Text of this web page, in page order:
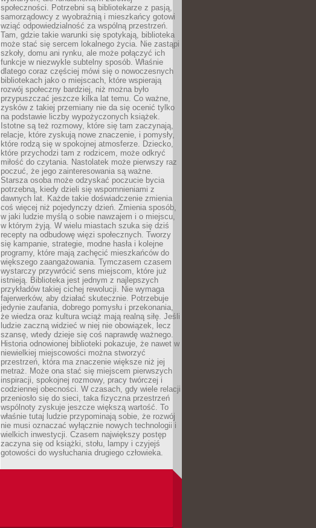
społeczności. Potrzebni są bibliotekarze z pasją,
samorządowcy z wyobraźnią i mieszkańcy gotowi
wziąć odpowiedzialność za wspólną przestrzeń.
Tam, gdzie takie warunki się spotykają, biblioteka
może stać się sercem lokalnego życia. Nie zastąpi
szkoły, domu ani rynku, ale może połączyć ich
funkcje w niezwykle subtelny sposób. Właśnie
dlatego coraz częściej mówi się o nowoczesnych
bibliotekach jako o miejscach, które wspierają
rozwój społeczny bardziej, niż można było
przypuszczać jeszcze kilka lat temu. Co ważne,
zysków z takiej przemiany nie da się ocenić tylko
na podstawie liczby wypożyczonych książek.
Istotne są też rozmowy, które się tam zaczynają,
relacje, które zyskują nowe znaczenie, i pomysły,
które rodzą się w spokojnej atmosferze. Dziecko,
które przychodzi tam z rodzicem, może odkryć
miłość do czytania. Nastolatek może pierwszy raz
poczuć, że jego zainteresowania są ważne.
Starsza osoba może odzyskać poczucie bycia
potrzebną, kiedy dzieli się wspomnieniami z
dawnych lat. Każde takie doświadczenie zmienia
coś więcej niż pojedynczy dzień. Zmienia sposób,
w jaki ludzie myślą o sobie nawzajem i o miejscu,
w którym żyją. W wielu miastach szuka się dziś
recepty na odbudowę więzi społecznych. Tworzy
się kampanie, strategie, modne hasła i kolejne
programy, które mają zachęcić mieszkańców do
większego zaangażowania. Tymczasem czasem
wystarczy przywrócić sens miejscom, które już
istnieją. Biblioteka jest jednym z najlepszych
przykładów takiej cichej rewolucji. Nie wymaga
fajerwerków, aby działać skutecznie. Potrzebuje
jedynie zaufania, dobrego pomysłu i przekonania,
że wiedza oraz kultura wciąż mają realną siłę. Jeśli
ludzie zaczną widzieć w niej nie obowiązek, lecz
szansę, wtedy dzieje się coś naprawdę ważnego.
Historia odnowionej biblioteki pokazuje, że nawet w
niewielkiej miejscowości można stworzyć
przestrzeń, która ma znaczenie większe niż jej
metraż. Może ona stać się miejscem pierwszych
inspiracji, spokojnej rozmowy, pracy twórczej i
codziennej obecności. W czasach, gdy wiele relacji
przeniosło się do sieci, taka fizyczna przestrzeń
wspólnoty zyskuje jeszcze większą wartość. To
właśnie tutaj ludzie przypominają sobie, że rozwój
nie musi oznaczać wyłącznie nowych technologii i
wielkich inwestycji. Czasem największy postęp
zaczyna się od książki, stołu, lampy i czyjejś
gotowości do wysłuchania drugiego człowieka.